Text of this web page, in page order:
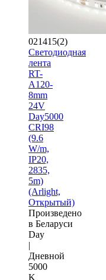
021415(2)
Светодиодная
лента
RT-
A120-
8mm
24V
Day5000
CRI98
(9.6
W/m,
IP20,
2835,
5m)
(Arlight,
Открытый)
Произведено
в Беларуси
Day
|
Дневной
5000
K